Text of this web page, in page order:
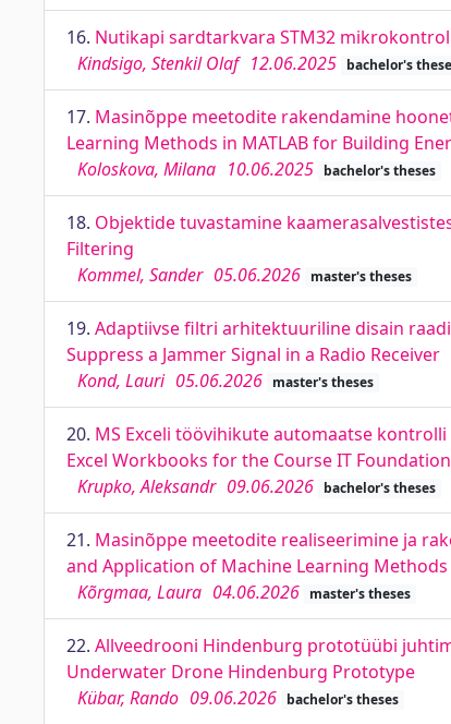
16. Nutikapi sardtarkvara STM32
Kindsigo, Stenkil Olaf 12.06.2025 bachelor's
17. Masinõppe meetodite rakendamine
Learning Methods in MATLAB for Building
Koloskova, Milana 10.06.2025 bachelor's theses
18. Objektide tuvastamine
Filtering
Kommel, Sander 05.06.2026 master's theses
19. Adaptiivse filtri arhitektuuriline disain
Suppress a Jammer Signal in a Radio Receiver
Kond, Lauri 05.06.2026 master's theses
20. MS Exceli töövihikute automaatse
Excel Workbooks for the Course IT
Krupko, Aleksandr 09.06.2026 bachelor's theses
21. Masinõppe meetodite realiseerimine ja
and Application of Machine Learning
Kõrgmaa, Laura 04.06.2026 master's theses
22. Allveedrooni Hindenburg prototüübi
Underwater Drone Hindenburg Prototype
Kübar, Rando 09.06.2026 bachelor's theses